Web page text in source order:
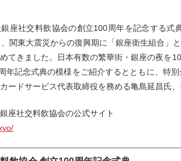
座社交料飲協会の創立100周年を記念する
、関東大震災からの復興期に「銀座衛生組合
てきました。日本有数の繁華街・銀座の夜を
年記念式典の模様をご紹介するとともに、特
ードサービス代表取締役を務める亀島延昌氏
座社交料飲協会の公式サイト